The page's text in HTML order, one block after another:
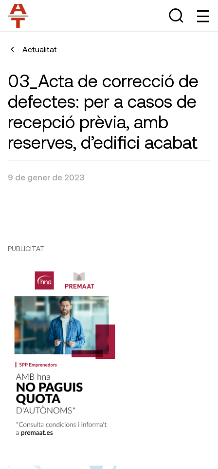
Actualitat
03_Acta de correcció de
defectes: per a casos de
recepció prèvia, amb
reserves, d’edifici acabat
9 de gener de 2023
PUBLICITAT